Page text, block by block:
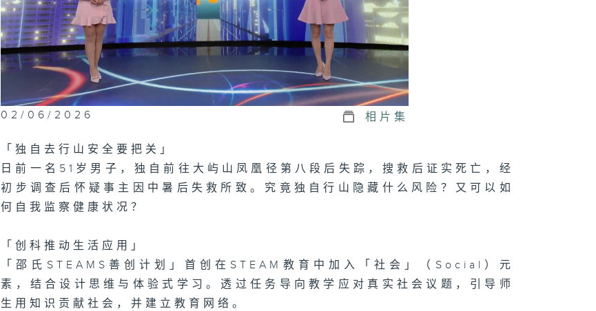
1073集 屋邨篮球
场如何成为青年的
梦想舞台？
第1072集 舒缓
肿瘤副作用，中医
1071集 大人细路
02/06/2026 相片集
「独自去行山安全要把关」
日前一名51岁男子，独自前往大屿山凤凰径第八段后失踪，搜救后证实死亡，经
初步调查后怀疑事主因中暑后失救所致。究竟独自行山隐藏什么风险？又可以如
何自我监察健康状况？
「创科推动生活应用」
「邵氏STEAMS善创计划」首创在STEAM教育中加入「社会」（Social）元
素，结合设计思维与体验式学习。透过任务导向教学应对真实社会议题，引导师
生用知识贡献社会，并建立教育网络。